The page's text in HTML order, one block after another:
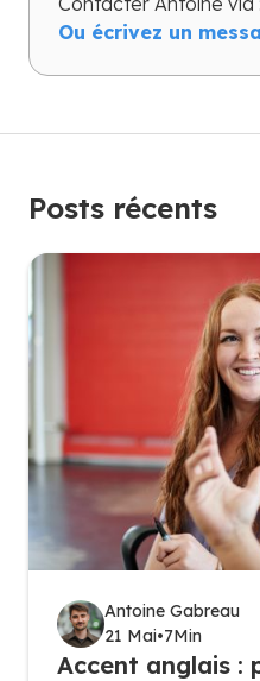
Ou écrivez un
Posts récents
Antoine Gabreau
21 Mai•7Min
Accent anglais :